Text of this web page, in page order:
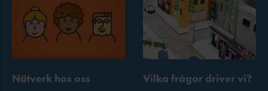
Nätverk hos oss
Vilka frågor driver vi?